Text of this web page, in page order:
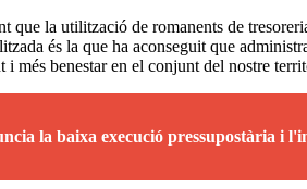
que la utilització de romanents de
és la que ha aconseguit que
més benestar en el conjunt del nostre
la baixa execució pressupostària i